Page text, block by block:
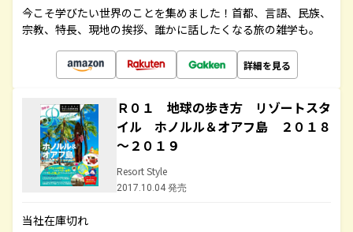
今こそ学びたい世界のことを集めました！首都、言語、民族、
宗教、特長、現地の挨拶、誰かに話したくなる旅の雑学も。
詳細を見る
Ｒ０１ 地球の歩き方 リゾートスタ
イル ホノルル＆オアフ島 ２０１８
～２０１９
Resort Style
2017.10.04 発売
当社在庫切れ